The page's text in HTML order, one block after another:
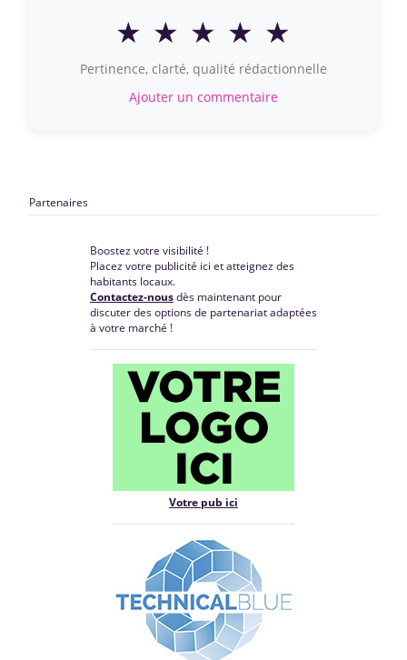
★ ★ ★ ★ ★
Pertinence, clarté, qualité rédactionnelle
Ajouter un commentaire
Partenaires
Boostez votre visibilité !
Placez votre publicité ici et atteignez des
habitants locaux.
Contactez-nousdès maintenant pour
discuter des options de partenariat adaptées
à votre marché !
Votre pub ici